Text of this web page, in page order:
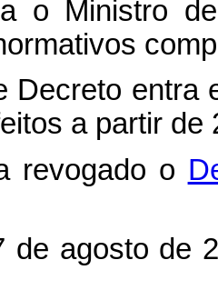
o Ministro
Decreto entra
a partir
revogado o
de agosto de